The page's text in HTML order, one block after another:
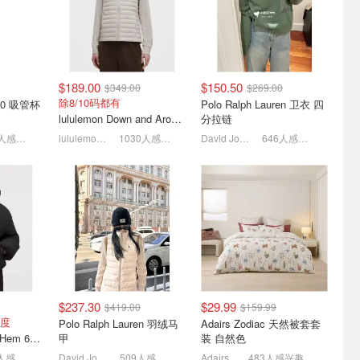
$189.00 $349.00
除8/10码都有
lululemon Down and Around 羽绒夹克
$150.50 $269.00
Polo Ralph Lauren 卫衣 四
分拉链
646人感兴趣
lululemon Bubble-Hem 600蓬松羽绒夹克
$237.30 $419.00
Polo Ralph Lauren 羽绒马
甲
509人感兴趣
$29.99 $159.99
Adairs Zodiac 天然被套套
装 自然色
Adairs 483人感兴趣